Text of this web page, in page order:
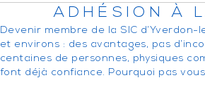
ADHÉSION À
Devenir membre de la SIC d’Yverdon-
et environs : des avantages, pas
centaines de personnes, physiques
font déjà confiance. Pourquoi pas